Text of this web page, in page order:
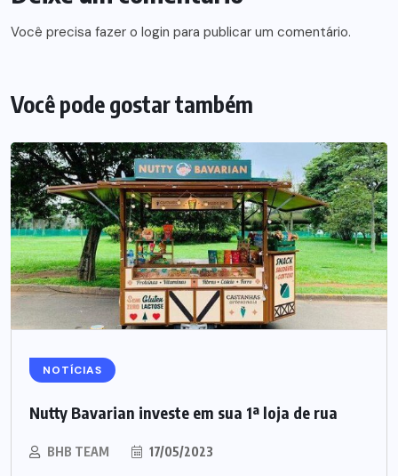
Você precisa fazer o login para publicar um comentário.
Você pode gostar também
NOTÍCIAS
Nutty Bavarian investe em sua 1ª loja de rua
BHB TEAM 17/05/2023